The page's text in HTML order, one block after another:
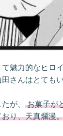
魅力的なヒロ
さんはとてもい
が、 お菓子が
り、天真爛漫